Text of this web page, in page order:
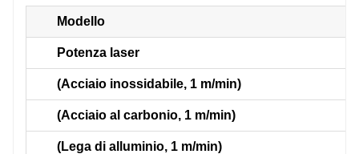
Modello
Potenza laser
(Acciaio inossidabile, 1 m/min)
(Acciaio al carbonio, 1 m/min)
(Lega di alluminio, 1 m/min)